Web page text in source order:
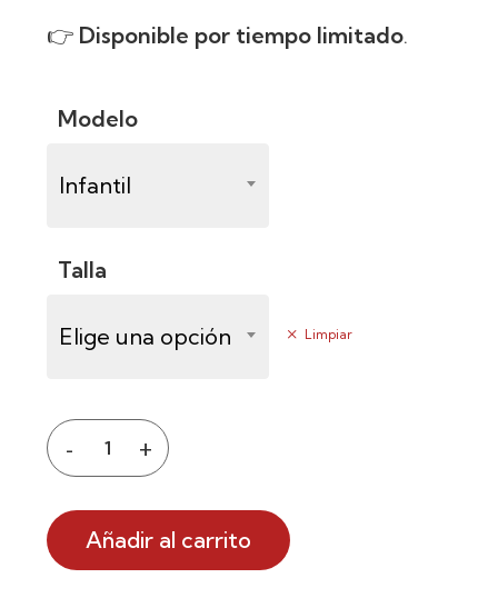
👉 Disponible por tiempo limitado.
Modelo
Infantil
Talla
Elige una opción Limpiar
Añadir al carrito